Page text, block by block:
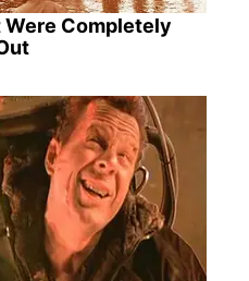
Were Completely